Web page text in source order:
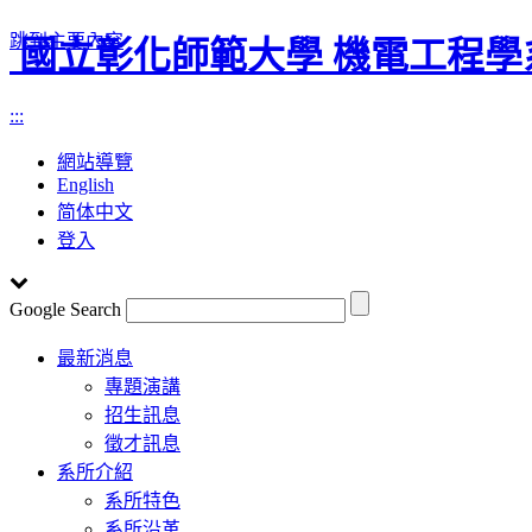
跳到主要內容
國立彰化師範大學 機電工程學
:::
網站導覽
English
简体中文
登入
Google Search
Toggle
navigation
最新消息
專題演講
招生訊息
徵才訊息
系所介紹
系所特色